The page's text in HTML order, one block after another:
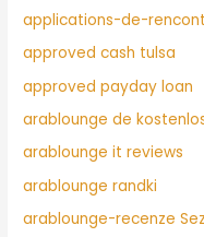
applications-de-
approved cash tulsa
approved payday loan
arablounge de
arablounge it reviews
arablounge randki
arablounge-recenze